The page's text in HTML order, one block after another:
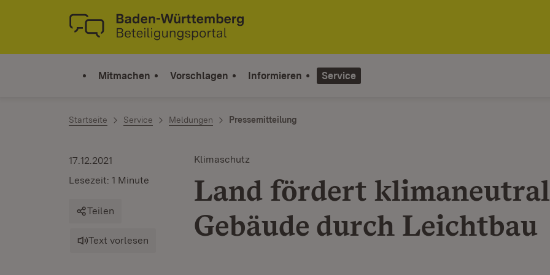
Zum Inhalt springen
Link zur Startseite
Mitmachen Vorschlagen Informieren Service
Startseite Service Meldungen Pressemitteilung
Klimaschutz
Land fördert
Gebäude durch Leichtbau
17.12.2021
Lesezeit: 1 Minute
Teilen
Text vorlesen